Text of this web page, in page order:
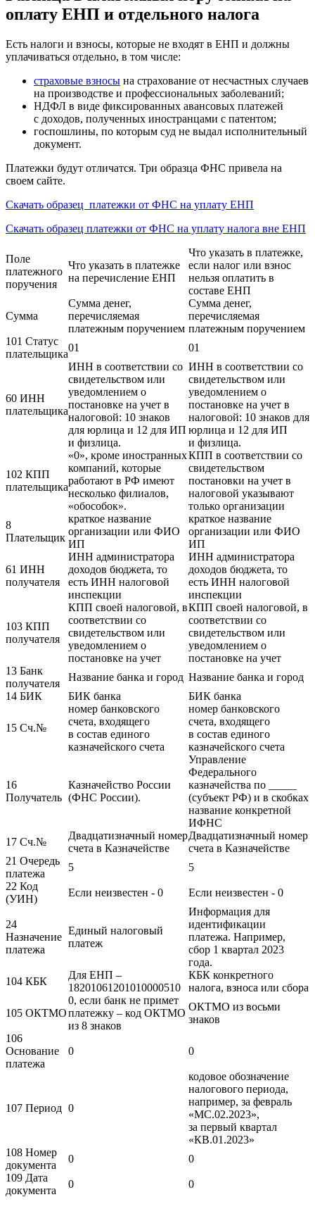
оплату ЕНП и отдельного налога
Есть налоги и взносы, которые не входят в ЕНП и должны
уплачиваться отдельно, в том числе:
страховые взносы на страхование от несчастных случаев
на производстве и профессиональных заболеваний;
НДФЛ в виде фиксированных авансовых платежей
с доходов, полученных иностранцами с патентом;
госпошлины, по которым суд не выдал исполнительный
документ.
Платежки будут отличатся. Три образца ФНС привела на
своем сайте.
Скачать образец платежки от ФНС на уплату ЕНП
Скачать образец платежки от ФНС на уплату налога вне ЕНП
Поле
платежного
поручения
Что указать в платежке
на перечисление ЕНП
Что указать в платежке,
если налог или взнос
нельзя оплатить в
составе ЕНП
Сумма
Сумма денег,
перечисляемая
платежным поручением
Сумма денег,
перечисляемая
платежным поручением
101 Статус
плательщика
01 01
60 ИНН
плательщика
ИНН в соответствии со
свидетельством или
уведомлением о
постановке на учет в
налоговой: 10 знаков
для юрлица и 12 для ИП
и физлица.
ИНН в соответствии со
свидетельством или
уведомлением о
постановке на учет в
налоговой: 10 знаков для
юрлица и 12 для ИП
и физлица.
102 КПП
плательщика
«0», кроме иностранных
компаний, которые
работают в РФ имеют
несколько филиалов,
«обособок».
КПП в соответствии со
свидетельством
постановки на учет в
налоговой указывают
только организации
8
Плательщик
краткое название
организации или ФИО
ИП
краткое название
организации или ФИО
ИП
61 ИНН
получателя
ИНН администратора
доходов бюджета, то
есть ИНН налоговой
инспекции
ИНН администратора
доходов бюджета, то
есть ИНН налоговой
инспекции
103 КПП
получателя
КПП своей налоговой, в
соответствии со
свидетельством или
уведомлением о
постановке на учет
КПП своей налоговой, в
соответствии со
свидетельством или
уведомлением о
постановке на учет
13 Банк
получателя
Название банка и город Название банка и город
14 БИК
БИК банка БИК банка
15 Сч.№
номер банковского
счета, входящего
в состав единого
казначейского счета
номер банковского
счета, входящего
в состав единого
казначейского счета
16
Получатель
Казначейство России
(ФНС России).
Управление
Федерального
казначейства по _____
(субъект РФ) и в скобках
название конкретной
ИФНС
17 Сч.№
Двадцатизначный номер
счета в Казначействе
Двадцатизначный номер
счета в Казначействе
21 Очередь
платежа
5
5
22 Код
(УИН)
Если неизвестен - 0 Если неизвестен - 0
24
Назначение
платежа
Единый налоговый
платеж
Информация для
идентификации
платежа. Например,
сбор 1 квартал 2023
года.
104 КБК
Для ЕНП –
18201061201010000510
КБК конкретного
налога, взноса или сбора
105 ОКТМО
0, если банк не примет
платежку – код ОКТМО
из 8 знаков
ОКТМО из восьми
знаков
106
Основание
платежа
0 0
107 Период 0
кодовое обозначение
налогового периода,
например, за февраль
«МС.02.2023»,
за первый квартал
«КВ.01.2023»
108 Номер
документа
0
0
109 Дата
документа
0 0